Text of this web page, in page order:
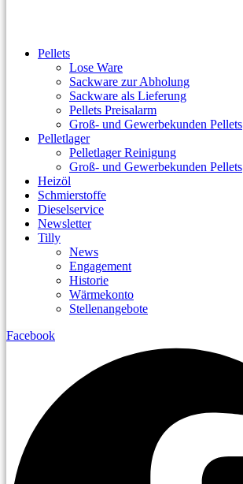
Pellets
Lose Ware
Sackware zur Abholung
Sackware als Lieferung
Pellets Preisalarm
Groß- und Gewerbekunden Pellets
Pelletlager
Pelletlager Reinigung
Groß- und Gewerbekunden Pellets
Heizöl
Schmierstoffe
Dieselservice
Newsletter
Tilly
News
Engagement
Historie
Wärmekonto
Stellenangebote
Facebook